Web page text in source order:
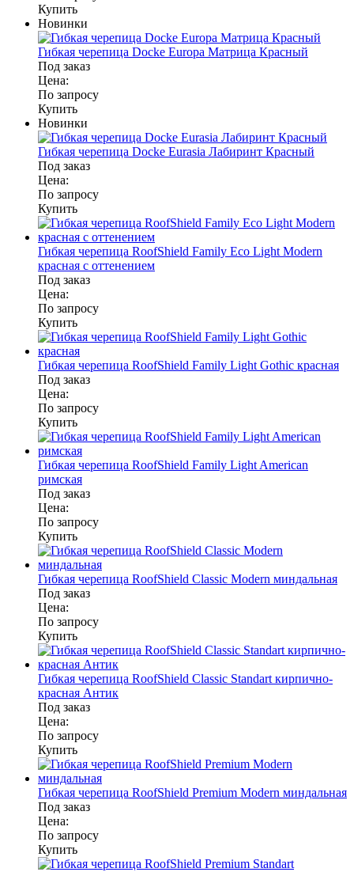
Купить
Новинки
Гибкая черепица Docke Europa Матрица Красный
Под заказ
Цена:
По запросу
Купить
Новинки
Гибкая черепица Docke Eurasia Лабиринт Красный
Под заказ
Цена:
По запросу
Купить
Гибкая черепица RoofShield Family Eco Light Modern
красная с оттенением
Под заказ
Цена:
По запросу
Купить
Гибкая черепица RoofShield Family Light Gothic красная
Под заказ
Цена:
По запросу
Купить
Гибкая черепица RoofShield Family Light American
римская
Под заказ
Цена:
По запросу
Купить
Гибкая черепица RoofShield Classic Modern миндальная
Под заказ
Цена:
По запросу
Купить
Гибкая черепица RoofShield Classic Standart кирпично-
красная Антик
Под заказ
Цена:
По запросу
Купить
Гибкая черепица RoofShield Premium Modern миндальная
Под заказ
Цена:
По запросу
Купить